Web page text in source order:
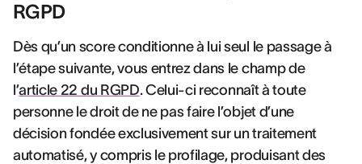
RGPD
Dès qu’un score conditionne à lui seul le passage à
l’étape suivante, vous entrez dans le champ de
l’article 22 du RGPD. Celui-ci reconnaît à toute
personne le droit de ne pas faire l’objet d’une
décision fondée exclusivement sur un traitement
automatisé, y compris le profilage, produisant des